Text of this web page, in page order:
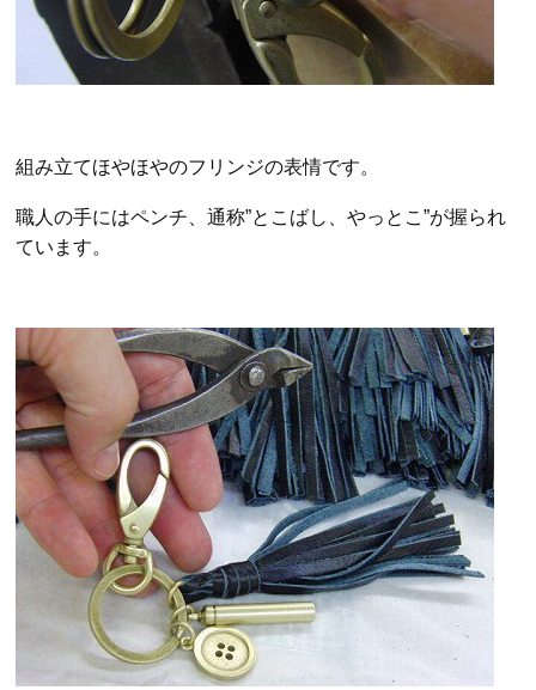
組み立てほやほやのフリンジの表情です。
職人の手にはペンチ、通称”とこばし、やっとこ”が握られ
ています。